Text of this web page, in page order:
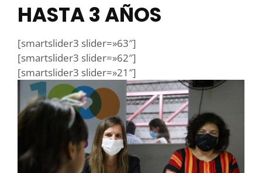
HASTA 3 AÑOS
[smartslider3 slider=»63″]
[smartslider3 slider=»62″]
[smartslider3 slider=»21″]